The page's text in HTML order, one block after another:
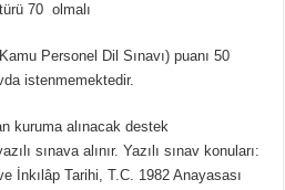
70 olmalı
Personel Dil Sınavı) puanı 50
istenmemektedir.
kuruma alınacak destek
sınava alınır. Yazılı sınav konuları:
İnkılâp Tarihi, T.C. 1982 Anayasası